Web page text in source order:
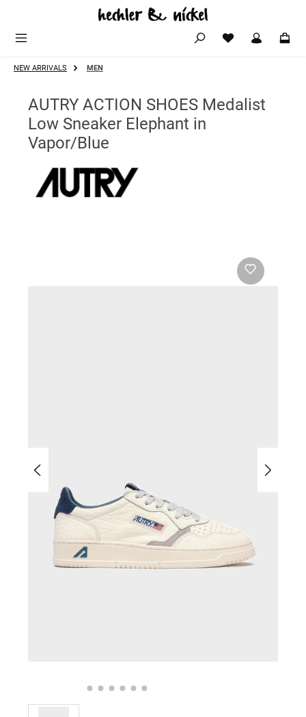
Zum Hauptinhalt springen
NEW ARRIVALS MEN
AUTRY ACTION SHOES Medalist
Low Sneaker Elephant in
Vapor/Blue